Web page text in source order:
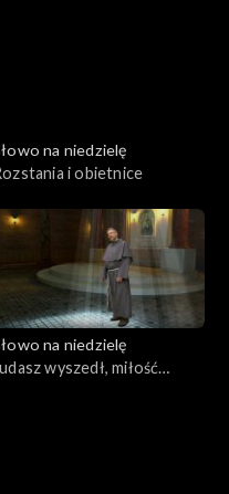
na niedzielę
i obietnice
na niedzielę
wyszedł, miłość